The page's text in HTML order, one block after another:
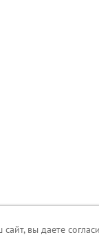
вы даете